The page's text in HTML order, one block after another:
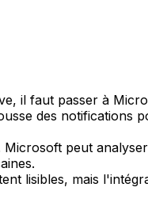
il faut passer à
des notifications
peut
lisibles, mais